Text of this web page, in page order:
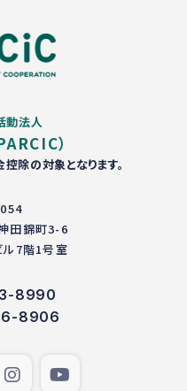
動法人
）
除の対象となります。
田錦町3-6
ル7階1号室
8990
8906